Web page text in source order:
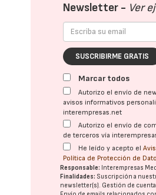
Newsletter - Ver
SUSCRIBIRME GRATIS
Marcar todos
Autorizo el envío de
avisos informativos
interempresas.net
Autorizo el envío de
de terceros vía
He leído y acepto el
Política de Protección de
Responsable: Interempresas
Finalidades: Suscripción a
newsletter(s). Gestión de cuenta